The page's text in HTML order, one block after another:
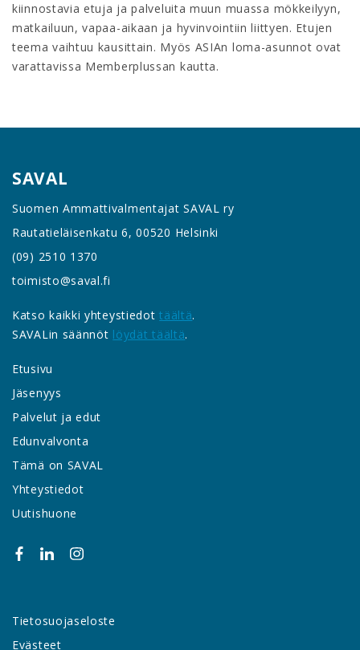
kiinnostavia etuja ja palveluita muun muassa mökkeilyyn,
matkailuun, vapaa-aikaan ja hyvinvointiin liittyen. Etujen
teema vaihtuu kausittain. Myös ASIAn loma-asunnot ovat
varattavissa Memberplussan kautta.
SAVAL
Suomen Ammattivalmentajat SAVAL ry
Rautatieläisenkatu 6, 00520 Helsinki
(09) 2510 1370
toimisto@saval.fi
Katso kaikki yhteystiedottäältä.
SAVALin säännöt löydät täältä.
Etusivu
Jäsenyys
Palvelut ja edut
Edunvalvonta
Tämä on SAVAL
Yhteystiedot
Uutishuone
Tietosuojaseloste
Evästeet